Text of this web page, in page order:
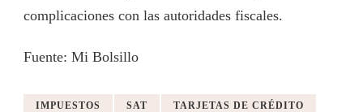
complicaciones con las autoridades fiscales.
Fuente: Mi Bolsillo
IMPUESTOS SAT TARJETAS DE CRÉDITO